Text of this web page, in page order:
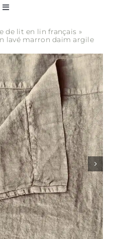
Toggle
de lit en lin français »
lavé marron daim argile